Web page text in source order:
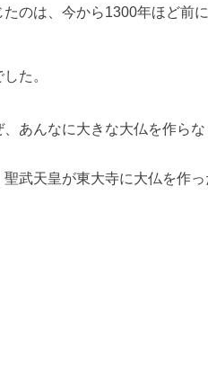
のは、今から1300年ほど前
した。
あんなに大きな大仏を作ら
武天皇が東大寺に大仏を作っ